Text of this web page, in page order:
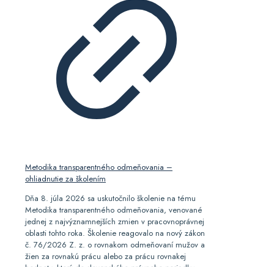
Metodika transparentného odmeňovania –
ohliadnutie za školením
Dňa 8. júla 2026 sa uskutočnilo školenie na tému
Metodika transparentného odmeňovania, venované
jednej z najvýznamnejších zmien v pracovnoprávnej
oblasti tohto roka. Školenie reagovalo na nový zákon
č. 76/2026 Z. z. o rovnakom odmeňovaní mužov a
žien za rovnakú prácu alebo za prácu rovnakej